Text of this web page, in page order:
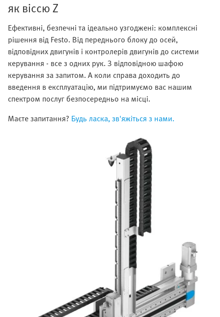
як віссю Z
Ефективні, безпечні та ідеально узгоджені: комплексні
рішення від Festo. Від переднього блоку до осей,
відповідних двигунів і контролерів двигунів до системи
керування - все з одних рук. З відповідною шафою
керування за запитом. А коли справа доходить до
введення в експлуатацію, ми підтримуємо вас нашим
спектром послуг безпосередньо на місці.
Маєте запитання? Будь ласка, зв'яжіться з нами.